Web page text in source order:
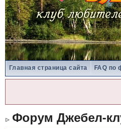
Главная страница сайта FAQ по
Форум Джебел-